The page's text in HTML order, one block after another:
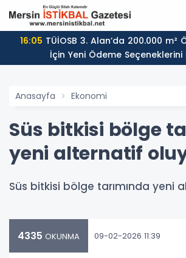
16:05
İçin Yeni Ödeme Seçeneklerini
Anasayfa Ekonomi
Süs bitkisi bölge
yeni alternatif
Süs bitkisi bölge tarımında yeni
4335 OKUNMA 09-02-2026 11:39